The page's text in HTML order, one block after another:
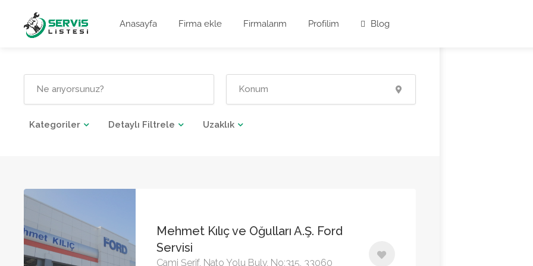
Anasayfa Firma ekle Firmalarım Profilim Blog
Kategoriler Detaylı Filtrele Uzaklık
Mehmet Kılıç ve Oğulları A.Ş. Ford
Servisi
Cami Şerif, Nato Yolu Bulv. No:315, 33060